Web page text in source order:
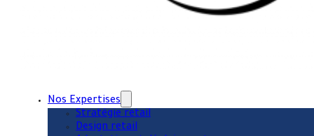
Nos Expertises
Stratégie retail
Design retail